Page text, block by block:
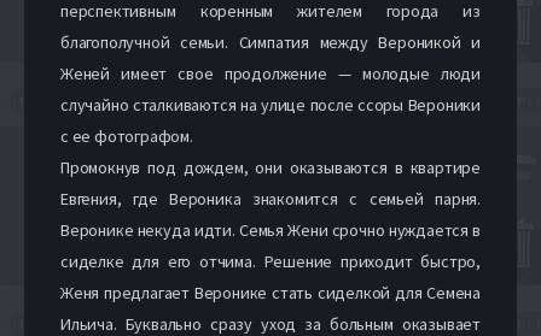
перспективным коренным жителем города из
благополучной семьи. Симпатия между Вероникой и
Женей имеет свое продолжение — молодые люди
случайно сталкиваются на улице после ссоры Вероники
с ее фотографом.
Промокнув под дождем, они оказываются в квартире
Евгения, где Вероника знакомится с семьей парня.
Веронике некуда идти. Семья Жени срочно нуждается в
сиделке для его отчима. Решение приходит быстро,
Женя предлагает Веронике стать сиделкой для Семена
Ильича. Буквально сразу уход за больным оказывает